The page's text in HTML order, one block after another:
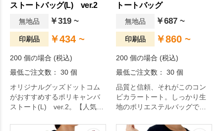
ストートバッグ(L) ver.2
無地品 ￥319 ~
印刷品 ￥434 ~
200 個の場合 (税込)
最低ご注文数： 30 個
オリジナルグッズドットコム
がおすすめするポリキャンバ
ストート(L) ver.2。【人気ノ
使い分け カラフルなスタンダ
トートバッグ
無地品 ￥687 ~
印刷品 ￥860 ~
200 個の場合 (税込)
最低ご注文数： 30 個
品質と信頼、それがこのコン
ビカラートート。しっかり生
地のポリエステルバッグで
ドの収納ポケットにペットボ